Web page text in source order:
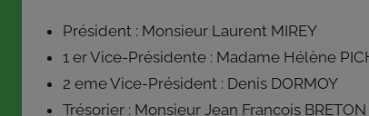
Fédération
des
Centres
Sociaux
Président : Monsieur Laurent MIREY
1 er Vice-Présidente : Madame Hélène
2 eme Vice-Président : Denis DORMOY
Trésorier : Monsieur Jean Francois BRETON